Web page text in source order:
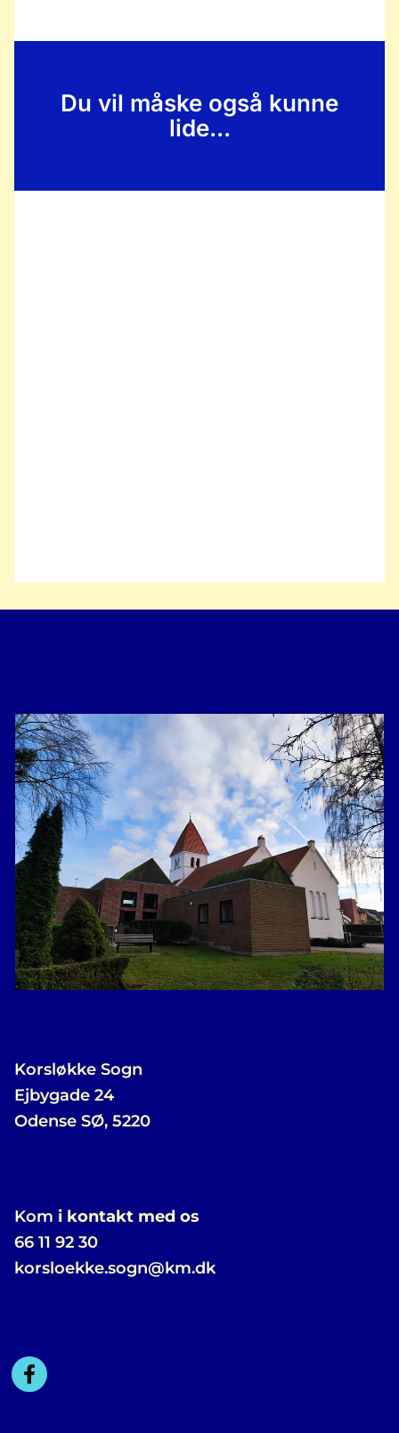
Du vil måske også kunne
lide...
Korsløkke Sogn
Ejbygade 24
Odense SØ, 5220
Kom i kontakt med os
66 11 92 30
korsloekke.sogn@km.dk